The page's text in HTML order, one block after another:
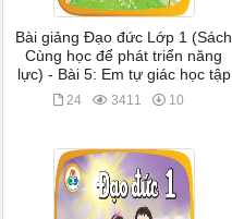
Bài giảng Đạo đức Lớp 1 (Sách
Cùng học để phát triển năng
lực) - Bài 5: Em tự giác học tập
24 3411 10